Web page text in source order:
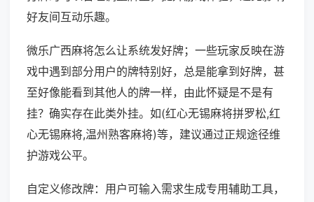
好友间互动乐趣。
微乐广西麻将怎么让系统发好牌；一些玩家反映在游
戏中遇到部分用户的牌特别好，总是能拿到好牌，甚
至好像能看到其他人的牌一样，由此怀疑是不是有
挂？确实存在此类外挂。如(红心无锡麻将拼罗松,红
心无锡麻将,温州熟客麻将)等，建议通过正规途径维
护游戏公平。
自定义修改牌：用户可输入需求生成专用辅助工具，